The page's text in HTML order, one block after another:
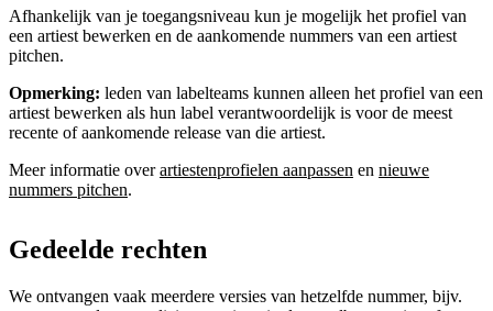
Afhankelijk van je toegangsniveau kun je mogelijk het profiel van
een artiest bewerken en de aankomende nummers van een artiest
pitchen.
Opmerking: leden van labelteams kunnen alleen het profiel van een
artiest bewerken als hun label verantwoordelijk is voor de meest
recente of aankomende release van die artiest.
Meer informatie overartiestenprofielen aanpassen en nieuwe
nummers pitchen.
Gedeelde rechten
We ontvangen vaak meerdere versies van hetzelfde nummer, bijv.